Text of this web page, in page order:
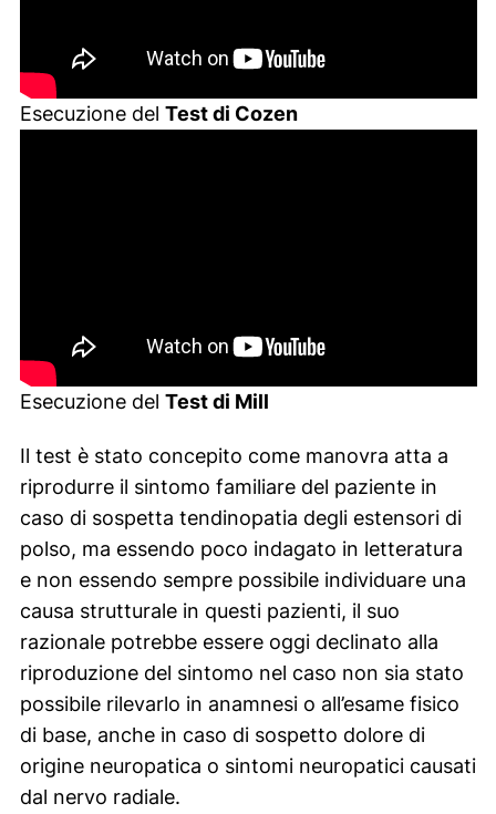
Esecuzione del Test di Cozen
Esecuzione del Test di Mill
Il test è stato concepito come manovra atta a
riprodurre il sintomo familiare del paziente in
caso di sospetta tendinopatia degli estensori di
polso, ma essendo poco indagato in letteratura
e non essendo sempre possibile individuare una
causa strutturale in questi pazienti, il suo
razionale potrebbe essere oggi declinato alla
riproduzione del sintomo nel caso non sia stato
possibile rilevarlo in anamnesi o all’esame fisico
di base, anche in caso di sospetto dolore di
origine neuropatica o sintomi neuropatici causati
dal nervo radiale.